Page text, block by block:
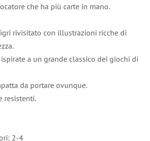
che ha più carte in mano.
rivisitato con illustrazioni ricche di
a un grande classico dei giochi di
da portare ovunque.
resistenti.
2-4